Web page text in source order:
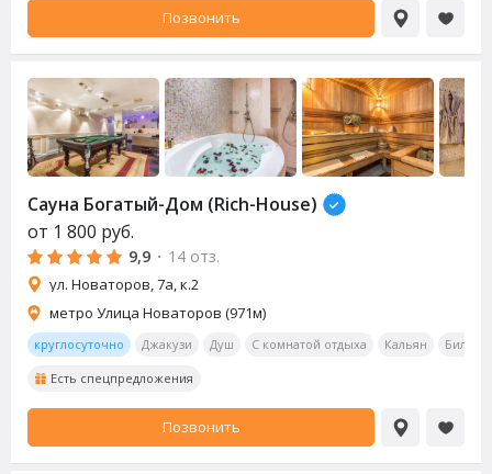
Позвонить
Сауна Богатый-Дом (Rich-House)
от 1 800 руб.
9,9 · 14 отз.
ул. Новаторов, 7а, к.2
метро Улица Новаторов (971м)
круглосуточно Джакузи Душ С комнатой отдыха Кальян
Есть спецпредложения
Позвонить